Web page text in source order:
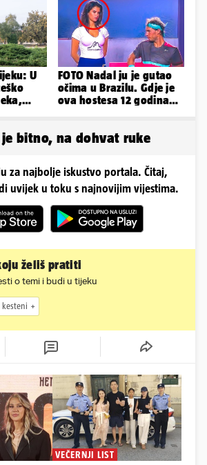
U
FOTO Nadal ju je gutao
očima u Brazilu. Gdje je
ova hostesa 12 godina
je bitno, na dohvat ruke
za najbolje iskustvo portala. Čitaj,
uvijek u toku s najnovijim vijestima.
želiš pratiti
o temi i budi u tijeku
kesteni